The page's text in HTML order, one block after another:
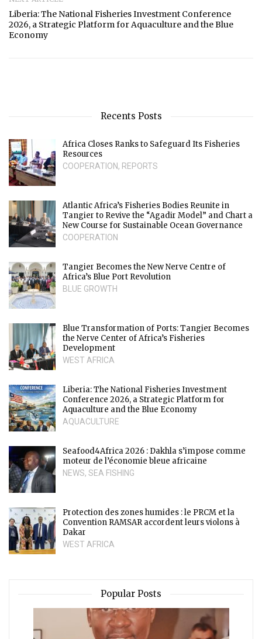
Liberia: The National Fisheries Investment Conference
2026, a Strategic Platform for Aquaculture and the Blue
Economy
Recents Posts
Africa Closes Ranks to Safeguard Its Fisheries
Resources
COOPERATION, REPORTS
Atlantic Africa’s Fisheries Bodies Reunite in
Tangier to Revive the “Agadir Model” and Chart a
New Course for Sustainable Ocean Governance
COOPERATION
Tangier Becomes the New Nerve Centre of
Africa’s Blue Port Revolution
BLUE GROWTH
Blue Transformation of Ports: Tangier Becomes
the Nerve Center of Africa’s Fisheries
Development
WEST AFRICA
Liberia: The National Fisheries Investment
Conference 2026, a Strategic Platform for
Aquaculture and the Blue Economy
AQUACULTURE
Seafood4Africa 2026 : Dakhla s’impose comme
moteur de l’économie bleue africaine
NEWS, SEA FISHING
Protection des zones humides : le PRCM et la
Convention RAMSAR accordent leurs violons à
Dakar
WEST AFRICA
Popular Posts